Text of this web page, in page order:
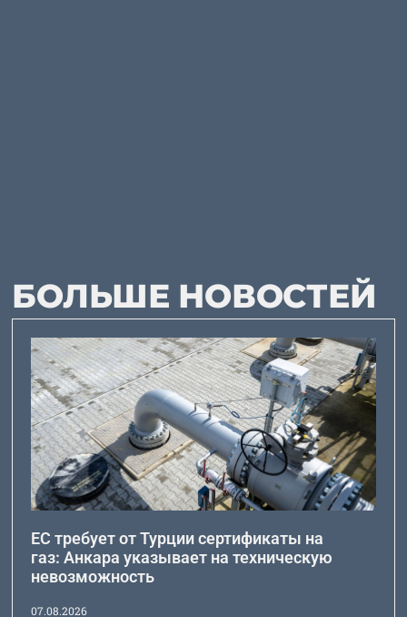
БОЛЬШЕ НОВОСТЕЙ
ЕС требует от Турции сертификаты на
газ: Анкара указывает на техническую
невозможность
07.08.2026